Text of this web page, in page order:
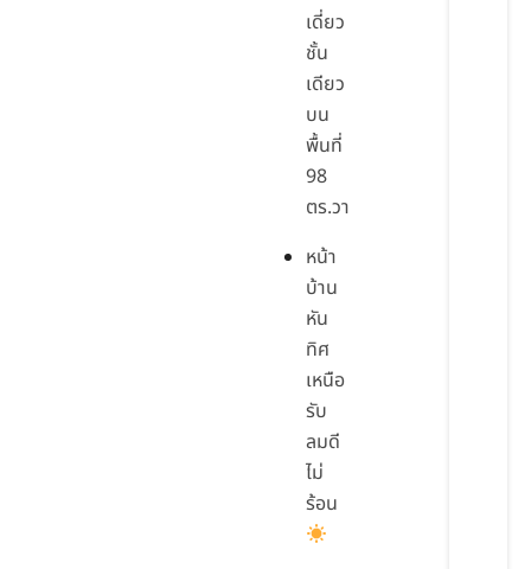
เดี่ยว
ชั้น
เดียว
บน
พื้นที่
98
ตร.วา
หน้า
บ้าน
หัน
ทิศ
เหนือ
รับ
ลมดี
ไม่
ร้อน